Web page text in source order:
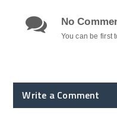
No
You can be first
Write a Comment